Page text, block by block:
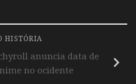
HISTÓRIA
anuncia data de
no ocidente